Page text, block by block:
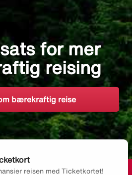
for mer
reising
om bærekraftig reise
reisen med Ticketkortet!